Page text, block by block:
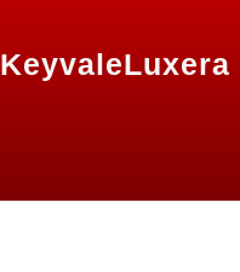
KeyvaleLuxera